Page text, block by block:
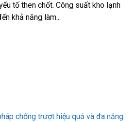
tố then chốt. Công suất kho lạnh
khả năng làm...
chống trượt hiệu quả và đa năng